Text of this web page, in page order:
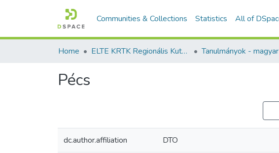
Communities & Collections Statistics All of
Home ELTE KRTK Regionális Kutatások Intézete
Pécs
dc.author.affiliation DTO